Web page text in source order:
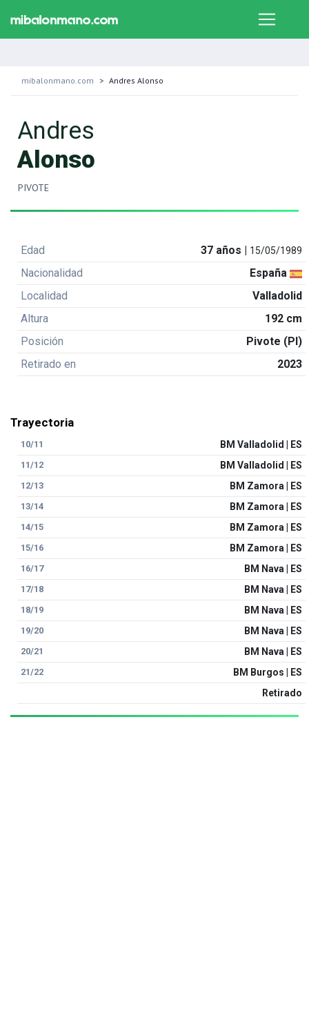
mibalonmano.com Andres Alonso
Andres
Alonso
PIVOTE
Edad 37 años | 15/05/1989
Nacionalidad
España
Localidad
Valladolid
Altura
192 cm
Posición
Pivote (PI)
Retirado en
2023
Trayectoria
10/11 BM Valladolid | ES
11/12 BM Valladolid | ES
12/13 BM Zamora | ES
13/14 BM Zamora | ES
14/15 BM Zamora | ES
15/16 BM Zamora | ES
16/17 BM Nava | ES
17/18 BM Nava | ES
18/19 BM Nava | ES
19/20 BM Nava | ES
20/21 BM Nava | ES
21/22
BM Burgos | ES
Retirado